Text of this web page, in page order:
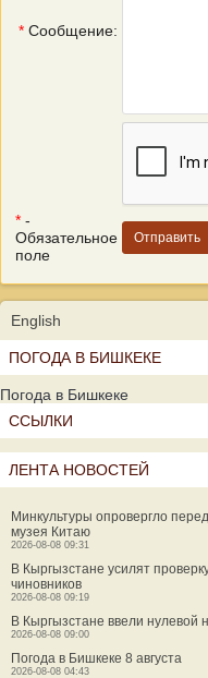
* Сообщение:
* -
Обязательное
поле
English
ПОГОДА В БИШКЕКЕ
Погода в Бишкеке
ССЫЛКИ
ЛЕНТА НОВОСТЕЙ
Минкультуры опровергло
музея Китаю
2026-08-08 09:31
В Кыргызстане усилят
чиновников
2026-08-08 09:19
В Кыргызстане ввели нулевой
2026-08-08 09:00
Погода в Бишкеке 8 августа
2026-08-08 04:43